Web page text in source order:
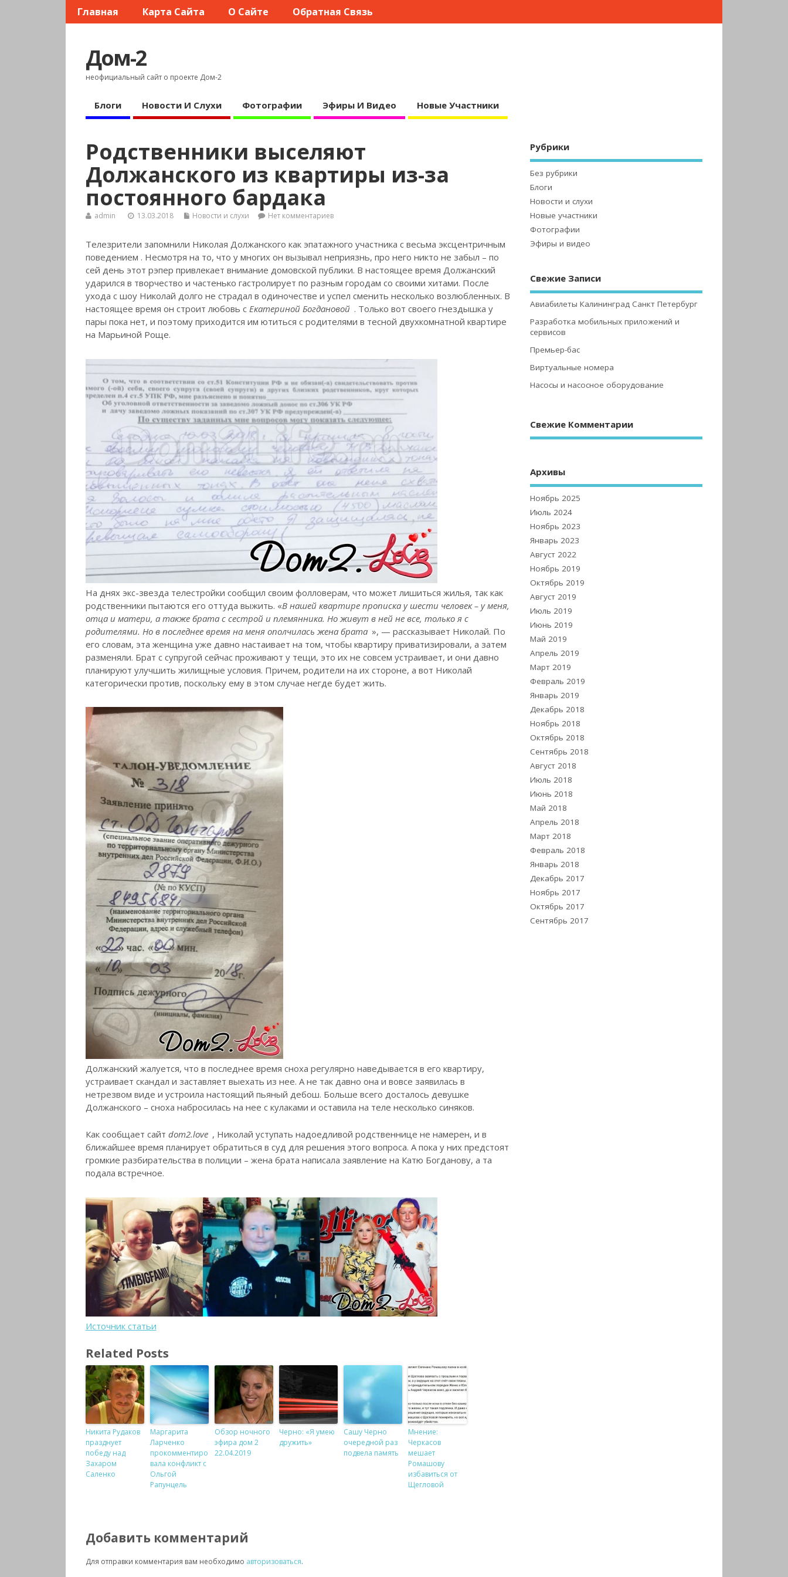
Главная Карта Сайта О Сайте Обратная Связь
Дом-2
неофициальный сайт о проекте Дом-2
Блоги Новости И Слухи Фотографии Эфиры И Видео Новые Участники
Родственники выселяют
Должанского из квартиры из-за
постоянного бардака
admin 13.03.2018 Новости и слухи Нет комментариев
Телезрители запомнили Николая Должанского как эпатажного участника с весьма эксцентричным
поведением . Несмотря на то, что у многих он вызывал неприязнь, про него никто не забыл – по
сей день этот рэпер привлекает внимание домовской публики. В настоящее время Должанский
ударился в творчество и частенько гастролирует по разным городам со своими хитами. После
ухода с шоу Николай долго не страдал в одиночестве и успел сменить несколько возлюбленных. В
настоящее время он строит любовь с Екатериной Богдановой . Только вот своего гнездышка у
пары пока нет, и поэтому приходится им ютиться с родителями в тесной двухкомнатной квартире
на Марьиной Роще.
На днях экс-звезда телестройки сообщил своим фолловерам, что может лишиться жилья, так как
родственники пытаются его оттуда выжить. «В нашей квартире прописка у шести человек – у меня,
отца и матери, а также брата с сестрой и племянника. Но живут в ней не все, только я с
родителями. Но в последнее время на меня ополчилась жена брата », — рассказывает Николай. По
его словам, эта женщина уже давно настаивает на том, чтобы квартиру приватизировали, а затем
разменяли. Брат с супругой сейчас проживают у тещи, это их не совсем устраивает, и они давно
планируют улучшить жилищные условия. Причем, родители на их стороне, а вот Николай
категорически против, поскольку ему в этом случае негде будет жить.
Должанский жалуется, что в последнее время сноха регулярно наведывается в его квартиру,
устраивает скандал и заставляет выехать из нее. А не так давно она и вовсе заявилась в
нетрезвом виде и устроила настоящий пьяный дебош. Больше всего досталось девушке
Должанского – сноха набросилась на нее с кулаками и оставила на теле несколько синяков.
Как сообщает сайт dom2.love , Николай уступать надоедливой родственнице не намерен, и в
ближайшее время планирует обратиться в суд для решения этого вопроса. А пока у них предстоят
громкие разбирательства в полиции – жена брата написала заявление на Катю Богданову, а та
подала встречное.
Источник статьи
Related Posts
Никита Рудаков
празднует
победу над
Захаром
Саленко
Маргарита
Ларченко
прокомментиро
вала конфликт с
Ольгой
Рапунцель
Обзор ночного
эфира дом 2
22.04.2019
Черно: «Я умею
дружить»
Сашу Черно
очередной раз
подвела память
Мнение:
Черкасов
мешает
Ромашову
избавиться от
Щегловой
Добавить комментарий
Для отправки комментария вам необходимо авторизоваться.
Рубрики
Без рубрики
Блоги
Новости и слухи
Новые участники
Фотографии
Эфиры и видео
Свежие Записи
Авиабилеты Калининград Санкт Петербург
Разработка мобильных приложений и
сервисов
Премьер-бас
Виртуальные номера
Насосы и насосное оборудование
Свежие Комментарии
Архивы
Ноябрь 2025
Июль 2024
Ноябрь 2023
Январь 2023
Август 2022
Ноябрь 2019
Октябрь 2019
Август 2019
Июль 2019
Июнь 2019
Май 2019
Апрель 2019
Март 2019
Февраль 2019
Январь 2019
Декабрь 2018
Ноябрь 2018
Октябрь 2018
Сентябрь 2018
Август 2018
Июль 2018
Июнь 2018
Май 2018
Апрель 2018
Март 2018
Февраль 2018
Январь 2018
Декабрь 2017
Ноябрь 2017
Октябрь 2017
Сентябрь 2017